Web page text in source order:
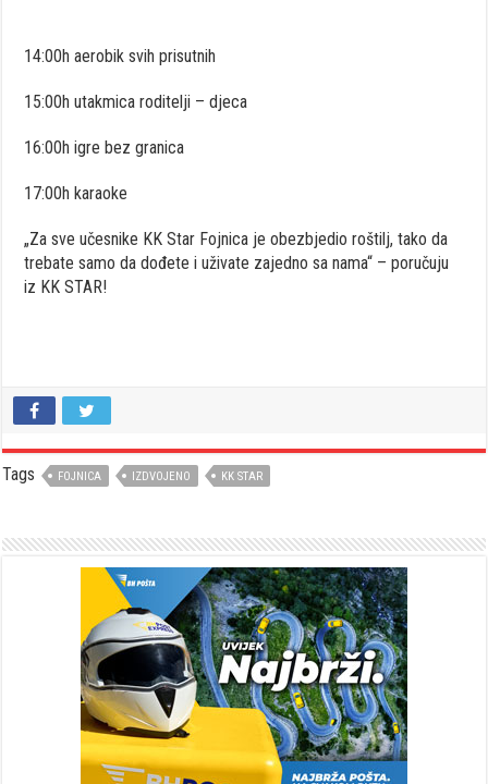
14:00h aerobik svih prisutnih
15:00h utakmica roditelji – djeca
16:00h igre bez granica
17:00h karaoke
„Za sve učesnike KK Star Fojnica je obezbjedio roštilj, tako da
trebate samo da dođete i uživate zajedno sa nama“ – poručuju
iz KK STAR!
Tags FOJNICA IZDVOJENO KK STAR